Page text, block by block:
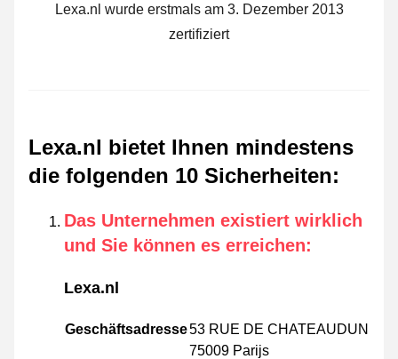
Lexa.nl wurde erstmals am 3. Dezember 2013
zertifiziert
Lexa.nl bietet Ihnen mindestens
die folgenden 10 Sicherheiten:
Das Unternehmen existiert wirklich
und Sie können es erreichen:
Lexa.nl
Geschäftsadresse53 RUE DE CHATEAUDUN
75009 Parijs